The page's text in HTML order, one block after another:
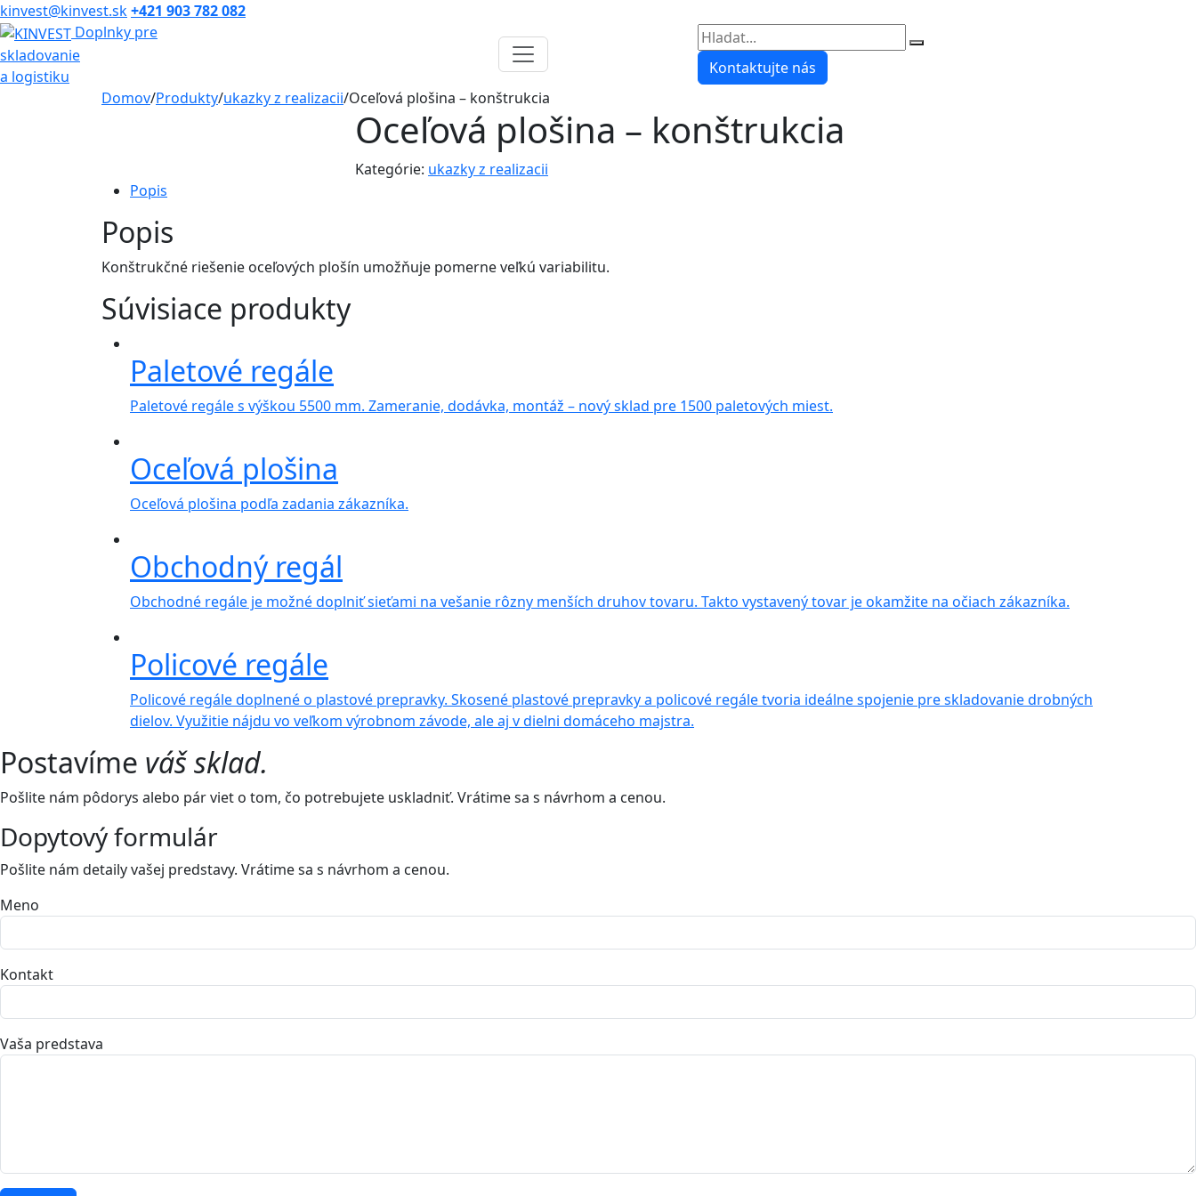
kinvest@kinvest.sk+421 903 782 082
Doplnky pre
skladovanie
a logistiku
Vyhladavanie
Kontaktujte nás
Domov/Produkty/ukazky z realizacii/Oceľová plošina – konštrukcia
Oceľová plošina – konštrukcia
Kategórie: ukazky z realizacii
Popis
Popis
Konštrukčné riešenie oceľových plošín umožňuje pomerne veľkú variabilitu.
Súvisiace produkty
Paletové regále
Paletové regále s výškou 5500 mm. Zameranie, dodávka, montáž – nový sklad pre 1500 paletových miest.
Oceľová plošina
Oceľová plošina podľa zadania zákazníka.
Obchodný regál
Obchodné regále je možné doplniť sieťami na vešanie rôzny menších druhov tovaru. Takto vystavený tovar je okamžite na očiach zákazníka.
Policové regále
Policové regále doplnené o plastové prepravky. Skosené plastové prepravky a policové regále tvoria ideálne spojenie pre skladovanie drobných
dielov. Využitie nájdu vo veľkom výrobnom závode, ale aj v dielni domáceho majstra.
Postavíme váš sklad.
Pošlite nám pôdorys alebo pár viet o tom, čo potrebujete uskladniť. Vrátime sa s návrhom a cenou.
Dopytový formulár
Pošlite nám detaily vašej predstavy. Vrátime sa s návrhom a cenou.
Meno
Kontakt
Vaša predstava